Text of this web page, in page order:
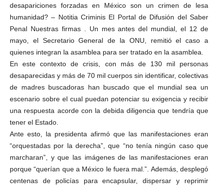
desapariciones forzadas en México son un crimen de lesa
humanidad? – Notitia Criminis El Portal de Difusión del Saber
Penal Nuestras firmas . Un mes antes del mundial, el 12 de
mayo, el Secretario General de la ONU, remitió el caso a
quienes integran la asamblea para ser tratado en la asamblea.
En este contexto de crisis, con más de 130 mil personas
desaparecidas y más de 70 mil cuerpos sin identificar, colectivas
de madres buscadoras han buscado que el mundial sea un
escenario sobre el cual puedan potenciar su exigencia y recibir
una respuesta acorde con la debida diligencia que tendría que
tener el Estado.
Ante esto, la presidenta afirmó que las manifestaciones eran
“orquestadas por la derecha”, que “no tenía ningún caso que
marcharan”, y que las imágenes de las manifestaciones eran
porque “querían que a México le fuera mal.”. Además, desplegó
centenas de policías para encapsular, dispersar y reprimir